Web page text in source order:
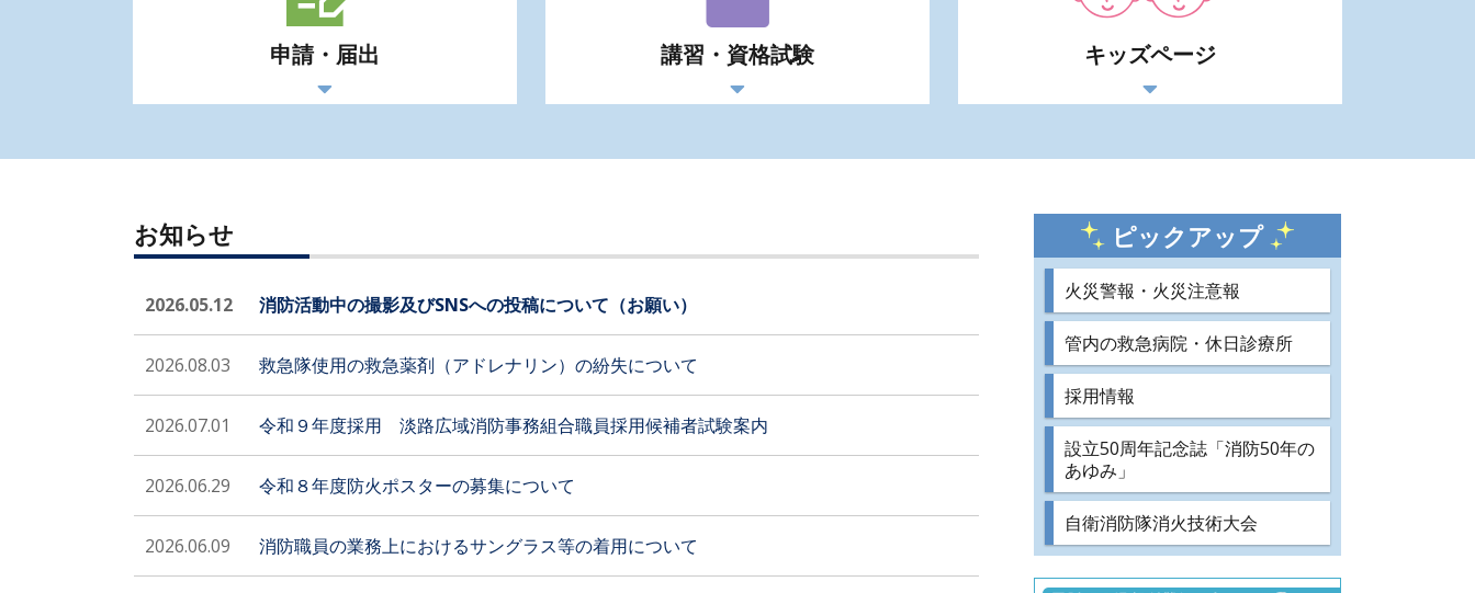
申請・届出 講習・資格試験 キッズページ
お知らせ
2026.05.12 消防活動中の撮影及びSNSへの投稿について（お願い）
2026.08.03 救急隊使用の救急薬剤（アドレナリン）の紛失について
2026.07.01 令和９年度採用 淡路広域消防事務組合職員採用候補者試験案内
2026.06.29 令和８年度防火ポスターの募集について
2026.06.09 消防職員の業務上におけるサングラス等の着用について
ピックアップ
火災警報・火災注意報
管内の救急病院・休日診療所
採用情報
設立50周年記念誌「消防50年の
あゆみ」
自衛消防隊消火技術大会